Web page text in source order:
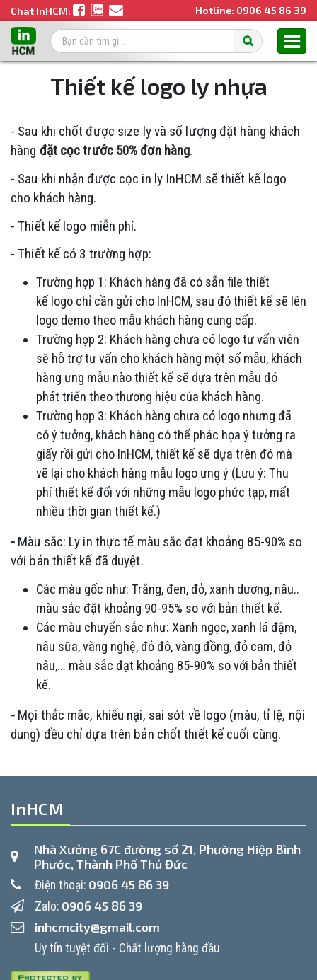
Chat InHCM: Hotline: 0906 45 86 39
Thiết kế logo ly nhựa
- Sau khi chốt được size ly và số lượng đặt hàng khách
hàng đặt cọc trước 50% đơn hàng.
- Sau khi nhận được cọc in ly InHCM sẽ thiết kế logo
cho khách hàng.
- Thiết kế logo miễn phí.
- Thiết kế có 3 trường hợp:
Trường hợp 1: Khách hàng đã có sẵn file thiết
kế logo chỉ cần gửi cho InHCM, sau đó thiết kế sẽ lên
logo demo theo mẫu khách hàng cung cấp.
Trường hợp 2: Khách hàng chưa có logo tư vấn viên
sẽ hỗ trợ tư vấn cho khách hàng một số mẫu, khách
hàng ưng mẫu nào thiết kế sẽ dựa trên mẫu đó
phát triển theo thương hiệu của khách hàng.
Trường hợp 3: Khách hàng chưa có logo nhưng đã
có ý tưởng, khách hàng có thể phác họa ý tưởng ra
giấy rồi gửi cho InHCM, thiết kế sẽ dựa trên đó mà
vẽ lại cho khách hàng mẫu logo ưng ý (Lưu ý: Thu
phí thiết kế đối với những mẫu logo phức tạp, mất
nhiều thời gian thiết kế.)
- Màu sắc: Ly in thực tế màu sắc đạt khoảng 85-90% so
với bản thiết kế đã duyệt.
Các màu gốc như: Trắng, đen, đỏ, xanh dương, nâu..
màu sắc đặt khoảng 90-95% so với bản thiết kế.
Các màu chuyển sắc như: Xanh ngọc, xanh lá đậm,
nâu sữa, vàng nghệ, đỏ đô, vàng đồng, đỏ cam, đỏ
nâu,... màu sắc đạt khoảng 85-90% so với bản thiết
kế.
- Mọi thắc mắc, khiếu nại, sai sót về logo (màu, tỉ lệ, nội
dung) đều chỉ dựa trên bản chốt thiết kế cuối cùng.
InHCM
Nhà Xưởng 67C đường số 21, Phường Hiệp Bình
Phước, Thành Phố Thủ Đức
Điện thoại: 0906 45 86 39
Zalo: 0906 45 86 39
inhcmcity@gmail.com
Uy tín tuyệt đối - Chất lượng hàng đầu